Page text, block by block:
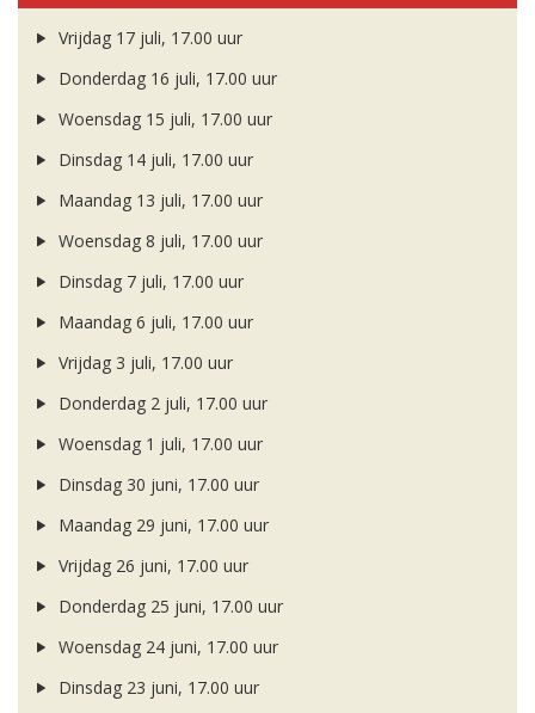
Vrijdag 17 juli, 17.00 uur
Donderdag 16 juli, 17.00 uur
Woensdag 15 juli, 17.00 uur
Dinsdag 14 juli, 17.00 uur
Maandag 13 juli, 17.00 uur
Woensdag 8 juli, 17.00 uur
Dinsdag 7 juli, 17.00 uur
Maandag 6 juli, 17.00 uur
Vrijdag 3 juli, 17.00 uur
Donderdag 2 juli, 17.00 uur
Woensdag 1 juli, 17.00 uur
Dinsdag 30 juni, 17.00 uur
Maandag 29 juni, 17.00 uur
Vrijdag 26 juni, 17.00 uur
Donderdag 25 juni, 17.00 uur
Woensdag 24 juni, 17.00 uur
Dinsdag 23 juni, 17.00 uur